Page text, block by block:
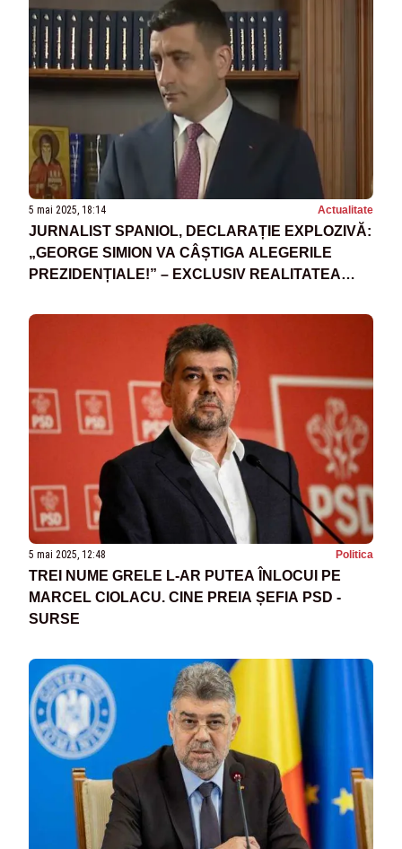
5 mai 2025, 18:14 Actualitate
JURNALIST SPANIOL, DECLARAȚIE EXPLOZIVĂ:
„GEORGE SIMION VA CÂȘTIGA ALEGERILE
PREZIDENȚIALE!” – EXCLUSIV REALITATEA
5 mai 2025, 12:48 Politica
TREI NUME GRELE L-AR PUTEA ÎNLOCUI PE
MARCEL CIOLACU. CINE PREIA ȘEFIA PSD -
SURSE